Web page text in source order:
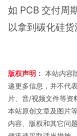
如 PCB 交付周
以拿到碳化硅货
版权声明： 本站内容
递更多信息，并不代
片、音/视频文件等资
本站原创文章及图片
内容、版权和其它问